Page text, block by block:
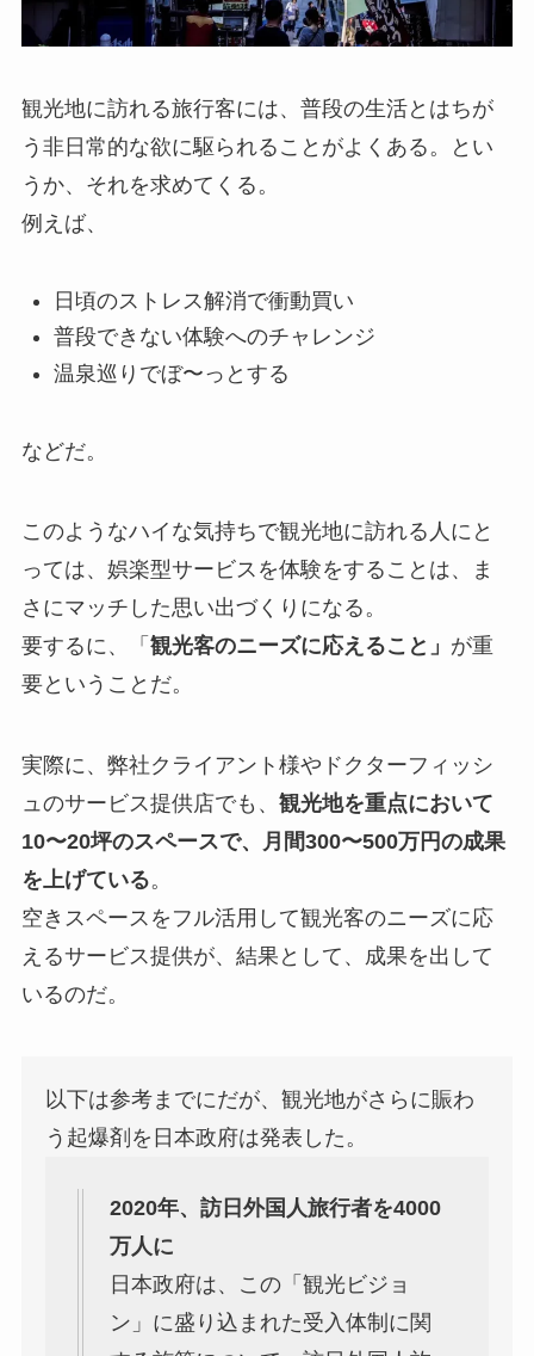
観光地に訪れる旅行客には、普段の生活とはちが
う非日常的な欲に駆られることがよくある。とい
うか、それを求めてくる。
例えば、
日頃のストレス解消で衝動買い
普段できない体験へのチャレンジ
温泉巡りでぼ〜っとする
などだ。
このようなハイな気持ちで観光地に訪れる人にと
っては、娯楽型サービスを体験をすることは、ま
さにマッチした思い出づくりになる。
要するに、「 観光客のニーズに応えること」 が重
要ということだ。
実際に、弊社クライアント様やドクターフィッシ
ュのサービス提供店でも、 観光地を重点において
10〜20坪のスペースで、月間300〜500万円の成果
を上げている。
空きスペースをフル活用して観光客のニーズに応
えるサービス提供が、結果として、成果を出して
いるのだ。
以下は参考までにだが、観光地がさらに賑わ
う起爆剤を日本政府は発表した。
2020年、訪日外国人旅行者を4000
万人に
日本政府は、この「観光ビジョ
ン」に盛り込まれた受入体制に関